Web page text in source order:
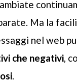
Ma la
nel web
che negativi ,